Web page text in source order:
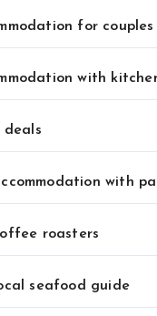
for couples
with
deals
with
roasters
seafood guide